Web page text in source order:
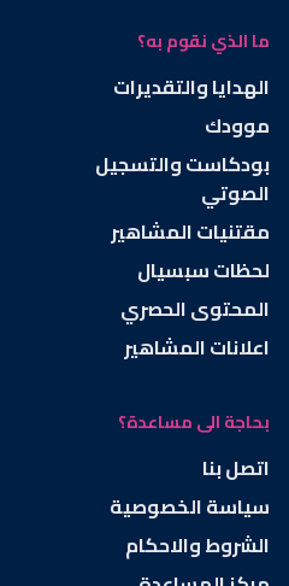
ما الذي نقوم به؟
الهدايا والتقديرات
موودك
بودكاست والتسجيل
الصوتي
مقتنيات المشاهير
لحظات سبسيال
المحتوى الحصري
اعلانات المشاهير
بحاجة الى مساعدة؟
اتصل بنا
سياسة الخصوصية
الشروط والاحكام